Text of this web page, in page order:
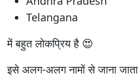
Telangana
में बहुत लोकप्रिय है 😍
इसे अलग-अलग नामों से जाना